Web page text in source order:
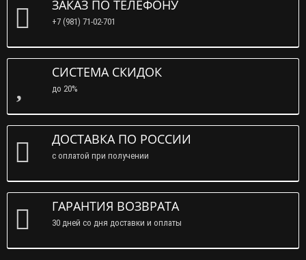
ЗАКАЗ ПО ТЕЛЕФОНУ
+7 (981) 71-02-701
СИСТЕМА СКИДОК
до 20%
ДОСТАВКА ПО РОССИИ
с оплатой при получении
ГАРАНТИЯ ВОЗВРАТА
30 дней со дня доставки и оплаты